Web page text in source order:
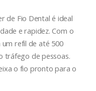
de Fio Dental é ideal
e rapidez. Com o
refil de até 500
tráfego de pessoas.
o fio pronto para o